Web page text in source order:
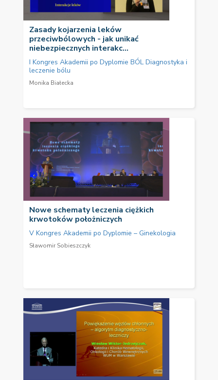
Zasady kojarzenia leków
przeciwbólowych - jak unikać
niebezpiecznych interakc...
I Kongres Akademii po Dyplomie BÓL Diagnostyka i
leczenie bólu
Monika Białecka
Nowe schematy leczenia ciężkich
krwotoków położniczych
V Kongres Akademii po Dyplomie – Ginekologia
Sławomir Sobieszczyk